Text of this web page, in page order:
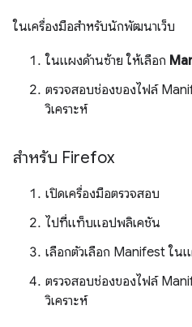
ในเครื่องมือสำหรับนักพัฒนาเว็บ
ในแผงด้านซ้าย ให้เลือก
ตรวจสอบช่องของไฟล์
วิเคราะห์
สำหรับ Firefox
เปิดเครื่องมือตรวจสอบ
ไปที่แท็บแอปพลิเคชัน
เลือกตัวเลือก Manifest ใน
ตรวจสอบช่องของไฟล์
วิเคราะห์